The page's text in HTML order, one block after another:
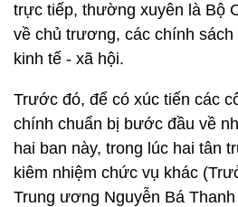
trực tiếp, thường xuyên là Bộ
về chủ trương, các chính
kinh tế - xã hội.
Trước đó, để có xúc tiến các
chính chuẩn bị bước đầu về
hai ban này, trong lúc hai tân
kiêm nhiệm chức vụ khác
Trung ương Nguyễn Bá